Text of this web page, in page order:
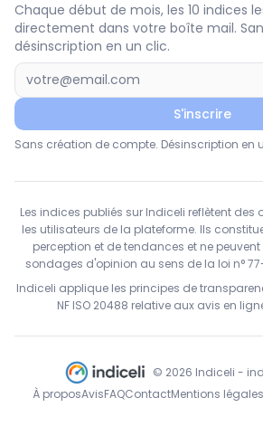
Chaque début de mois, les 10 indices
directement dans votre boîte mail.
désinscription en un clic.
S'inscrire
Sans création de compte. Désinscription en
Les indices publiés sur Indiceli reflètent des
les utilisateurs de la plateforme. Ils
perception et de tendances et ne
sondages d'opinion au sens de la loi n°
Indiceli applique les principes de
NF ISO 20488 relative aux avis en
© 2026 Indiceli -
À proposAvisFAQContactMentions légales